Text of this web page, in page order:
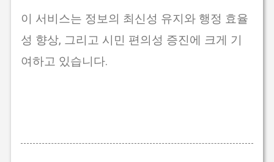
이 서비스는 정보의 최신성 유지와 행정 효율
성 향상, 그리고 시민 편의성 증진에 크게 기
여하고 있습니다.